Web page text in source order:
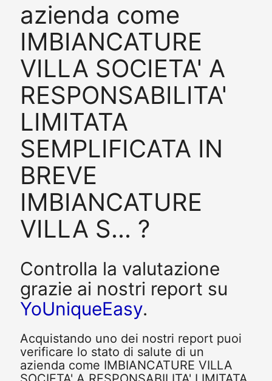
azienda come
IMBIANCATURE
VILLA SOCIETA' A
RESPONSABILITA'
LIMITATA
SEMPLIFICATA IN
BREVE
IMBIANCATURE
VILLA S... ?
Controlla la valutazione
grazie ai nostri report su
YoUniqueEasy.
Acquistando uno dei nostri report puoi
verificare lo stato di salute di un
azienda come IMBIANCATURE VILLA